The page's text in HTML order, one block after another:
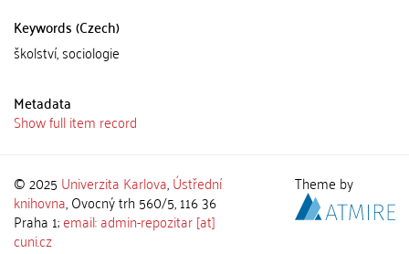
Keywords (Czech)
školství, sociologie
Metadata
Show full item record
© 2025 Univerzita Karlova,Ústřední
knihovna, Ovocný trh 560/5, 116 36
Praha 1;email: admin-repozitar [at]
cuni.cz
Theme by